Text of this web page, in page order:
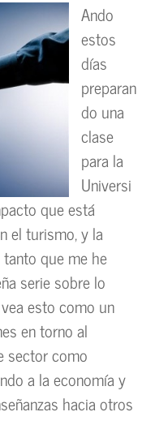
Ando
estos
días
preparan
do una
clase
para la
Universi
que está
el turismo, y la
que me he
serie sobre lo
esto como un
en torno al
sector como
a la economía y
hacia otros